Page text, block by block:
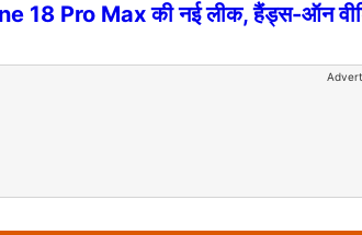
18 Pro Max की नई लीक, हैंड्स-ऑन